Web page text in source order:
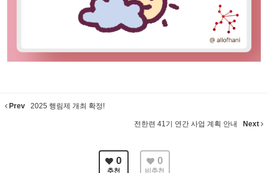
Prev 2025 행림제 개최 확정!
전한련 41기 연간 사업 계획 안내 Next
0
추천
0
비추천